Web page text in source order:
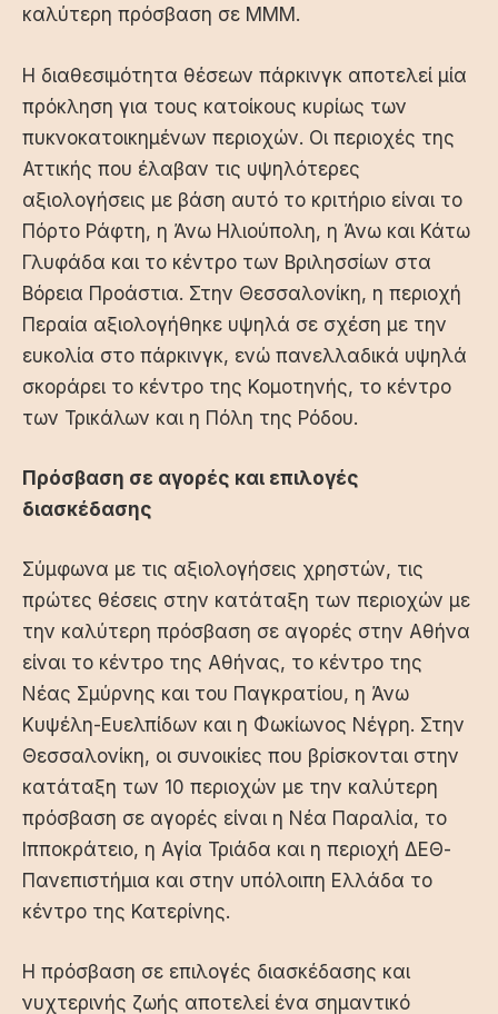
καλύτερη πρόσβαση σε ΜΜΜ.
Η διαθεσιμότητα θέσεων πάρκινγκ αποτελεί μία
πρόκληση για τους κατοίκους κυρίως των
πυκνοκατοικημένων περιοχών. Οι περιοχές της
Αττικής που έλαβαν τις υψηλότερες
αξιολογήσεις με βάση αυτό το κριτήριο είναι το
Πόρτο Ράφτη, η Άνω Ηλιούπολη, η Άνω και Κάτω
Γλυφάδα και το κέντρο των Βριλησσίων στα
Βόρεια Προάστια. Στην Θεσσαλονίκη, η περιοχή
Περαία αξιολογήθηκε υψηλά σε σχέση με την
ευκολία στο πάρκινγκ, ενώ πανελλαδικά υψηλά
σκοράρει το κέντρο της Κομοτηνής, το κέντρο
των Τρικάλων και η Πόλη της Ρόδου.
Πρόσβαση σε αγορές και επιλογές
διασκέδασης
Σύμφωνα με τις αξιολογήσεις χρηστών, τις
πρώτες θέσεις στην κατάταξη των περιοχών με
την καλύτερη πρόσβαση σε αγορές στην Αθήνα
είναι το κέντρο της Αθήνας, το κέντρο της
Νέας Σμύρνης και του Παγκρατίου, η Άνω
Κυψέλη-Ευελπίδων και η Φωκίωνος Νέγρη. Στην
Θεσσαλονίκη, οι συνοικίες που βρίσκονται στην
κατάταξη των 10 περιοχών με την καλύτερη
πρόσβαση σε αγορές είναι η Νέα Παραλία, το
Ιπποκράτειο, η Αγία Τριάδα και η περιοχή ΔΕΘ-
Πανεπιστήμια και στην υπόλοιπη Ελλάδα το
κέντρο της Κατερίνης.
Η πρόσβαση σε επιλογές διασκέδασης και
νυχτερινής ζωής αποτελεί ένα σημαντικό